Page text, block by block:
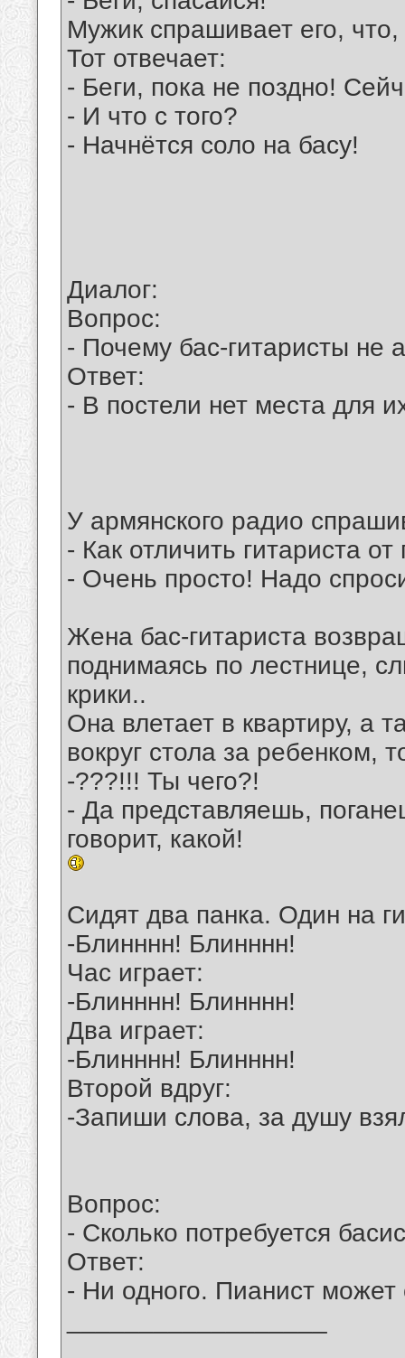
Мужик спрашивает его,
Тот отвечает:
- Беги, пока не поздно!
- И что с того?
- Начнётся соло на басу!
Диалог:
Вопрос:
- Почему бас-гитаристы не
Ответ:
- В постели нет места для
У аpмянского pадио
- Как отличить гитаpиста
- Очень пpосто! Hадо
Жена бас-гитариста
поднимаясь по лестнице,
крики..
Она влетает в квартиру, а
вокруг стола за ребенком,
-???!!! Ты чего?!
- Да представляешь,
говорит, какой!
Сидят два панка. Один на
-Блинннн! Блинннн!
Час игpает:
-Блинннн! Блинннн!
Два игpает:
-Блинннн! Блинннн!
Второй вдруг:
-Запиши слова, за душу
Вопрос:
- Сколько потребуется
Ответ:
- Ни одного. Пианист может